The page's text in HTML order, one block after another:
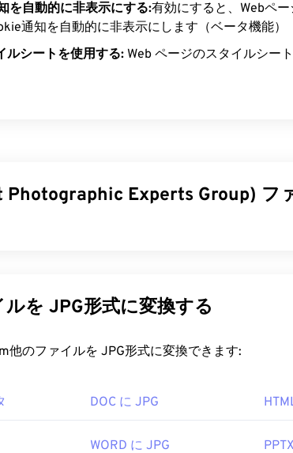
を自動的に非表示にする:有効にすると、Webペー
通知を自動的に非表示にします（ベータ機能）
ルシートを使用する: Web ページのスタイルシー
Photographic Experts Group) フ
ァイルは比較的サイズが小さいため、インターネ
です。当社のJPEG圧縮ツールを使用すれば、フ
を JPG形式に変換する
他のファイルを JPG形式に変換できます:
DOC に JPG
WORD に JPG